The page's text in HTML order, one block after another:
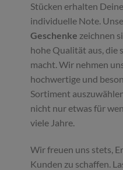
Stücken erhalten
individuelle Note.
Geschenke zeichnen
hohe Qualität aus, die
macht. Wir nehmen
hochwertige und
Sortiment
nicht nur etwas für
viele Jahre.
Wir freuen uns stets,
Kunden zu schaffen.